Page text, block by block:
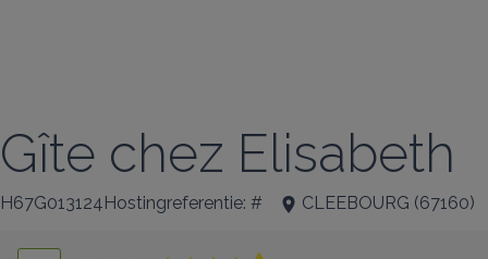
Gîte chez Elisabeth
H67G013124Hostingreferentie: # CLEEBOURG (67160)